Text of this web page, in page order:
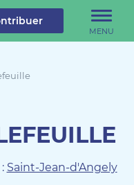
MENU
Saint-Jean-d'Angely